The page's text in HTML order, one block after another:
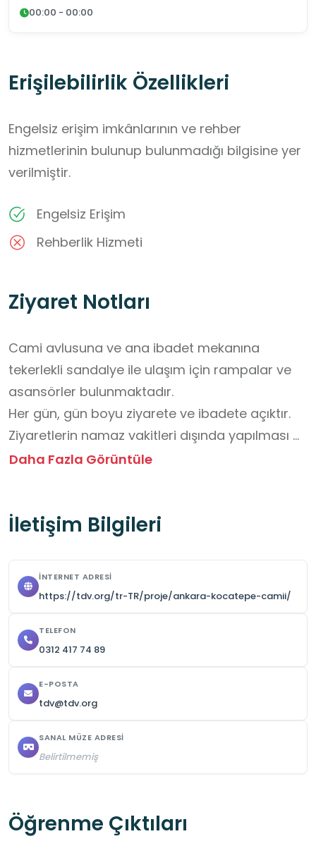
00:00 - 00:00
Erişilebilirlik Özellikleri
Engelsiz erişim imkânlarının ve rehber
hizmetlerinin bulunup bulunmadığı bilgisine yer
verilmiştir.
Engelsiz Erişim
Rehberlik Hizmeti
Ziyaret Notları
Cami avlusuna ve ana ibadet mekanına
tekerlekli sandalye ile ulaşım için rampalar ve
asansörler bulunmaktadır.
Her gün, gün boyu ziyarete ve ibadete açıktır.
Ziyaretlerin namaz vakitleri dışında yapılması
tavsiye edilir.
(kadınlar için başörtüsü, uzun ve bol giysiler)
Daha Fazla Görüntüle
İletişim Bilgileri
İNTERNET ADRESI
https://tdv.org/tr-TR/proje/ankara-kocatepe-camii/
TELEFON
0312 417 74 89
E-POSTA
tdv@tdv.org
SANAL MÜZE ADRESI
Belirtilmemiş
Öğrenme Çıktıları